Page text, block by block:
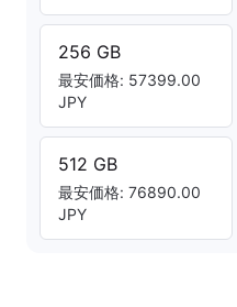
256 GB
最安価格: 57399.00
JPY
512 GB
最安価格: 76890.00
JPY